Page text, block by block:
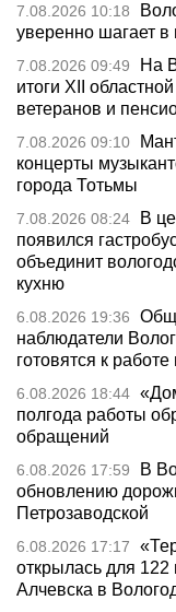
7.08.2026 10:18
уверенно шагает
7.08.2026 09:49
На
итоги XII
ветеранов и
7.08.2026 09:10
концерты
города Тотьмы
7.08.2026 08:24
В
появился
объединит
кухню
6.08.2026 19:36
наблюдатели
готовятся к
6.08.2026 18:44
полгода работы
обращений
6.08.2026 17:59
В
обновлению
Петрозаводской
6.08.2026 17:17
открылась для 122
Алчевска в